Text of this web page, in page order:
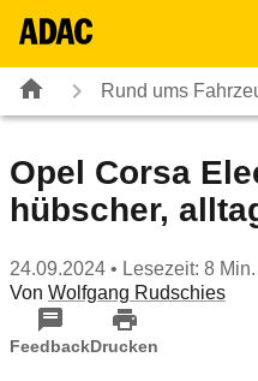
Rund ums
Opel Corsa
hübscher,
24.09.2024 • Lesezeit: 8 Min.
Von Wolfgang Rudschies
FeedbackDrucken